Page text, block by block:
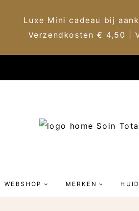
Luxe Mini cadeau bij
Verzendkosten € 4,50 |
WEBSHOP MERKEN